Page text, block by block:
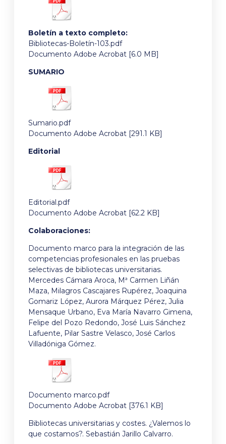
Boletín a texto completo:
Bibliotecas-Boletín-103.pdf
Documento Adobe Acrobat [6.0 MB]
SUMARIO
Sumario.pdf
Documento Adobe Acrobat [291.1 KB]
Editorial
Editorial.pdf
Documento Adobe Acrobat [62.2 KB]
Colaboraciones:
Documento marco para la integración de las
competencias profesionales en las pruebas
selectivas de bibliotecas universitarias.
Mercedes Cámara Aroca, Mª Carmen Liñán
Maza, Milagros Cascajares Rupérez, Joaquina
Gomariz López, Aurora Márquez Pérez, Julia
Mensaque Urbano, Eva María Navarro Gimena,
Felipe del Pozo Redondo, José Luis Sánchez
Lafuente, Pilar Sastre Velasco, José Carlos
Villadóniga Gómez.
Documento marco.pdf
Documento Adobe Acrobat [376.1 KB]
Bibliotecas universitarias y costes. ¿Valemos lo
que costamos?. Sebastián Jarillo Calvarro.